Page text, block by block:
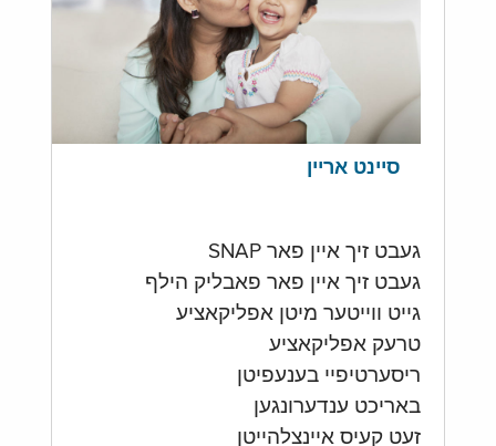
סיינט אריין
געבט זיך איין פאר SNAP
געבט זיך איין פאר פאבליק הילף
גייט ווייטער מיטן אפליקאציע
טרעק אפליקאציע
ריסערטיפיי בענעפיטן
באריכט ענדערונגען
זעט קעיס איינצלהייטן